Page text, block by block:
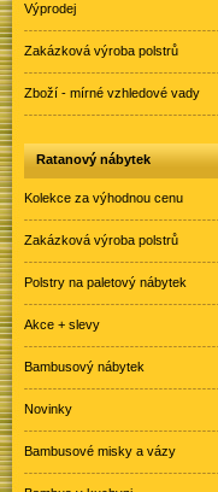
Výprodej
Zakázková výroba polstrů
Zboží - mírné vzhledové vady
Ratanový nábytek
Kolekce za výhodnou cenu
Zakázková výroba polstrů
Polstry na paletový nábytek
Akce + slevy
Bambusový nábytek
Novinky
Bambusové misky a vázy